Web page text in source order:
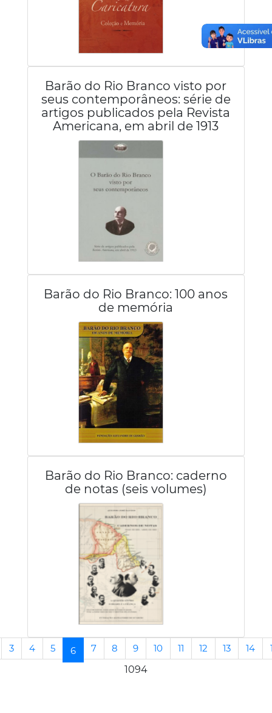
Barão do Rio Branco visto por
seus contemporâneos: série de
artigos publicados pela Revista
Americana, em abril de 1913
Barão do Rio Branco: 100 anos
de memória
Barão do Rio Branco: caderno
de notas (seis volumes)
3 4 5 6(current)
7 8 9 10 11 12 13 14
1094